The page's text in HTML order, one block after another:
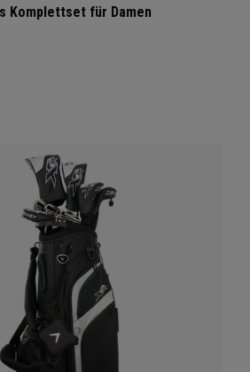
Komplettset für Damen